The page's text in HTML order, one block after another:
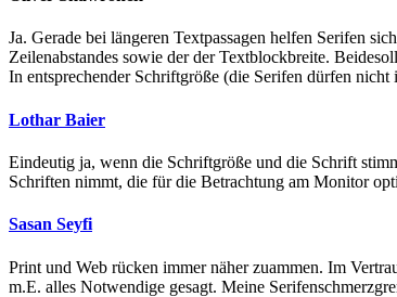
Ja. Gerade bei längeren Textpassagen helfen Serifen
Zeilenabstandes sowie der der Textblockbreite.
In entsprechender Schriftgröße (die Serifen dürfen
Lothar Baier
Eindeutig ja, wenn die Schriftgröße und die Schrift
Schriften nimmt, die für die Betrachtung am Monitor
Sasan Seyfi
Print und Web rücken immer näher zuammen. Im
m.E. alles Notwendige gesagt. Meine